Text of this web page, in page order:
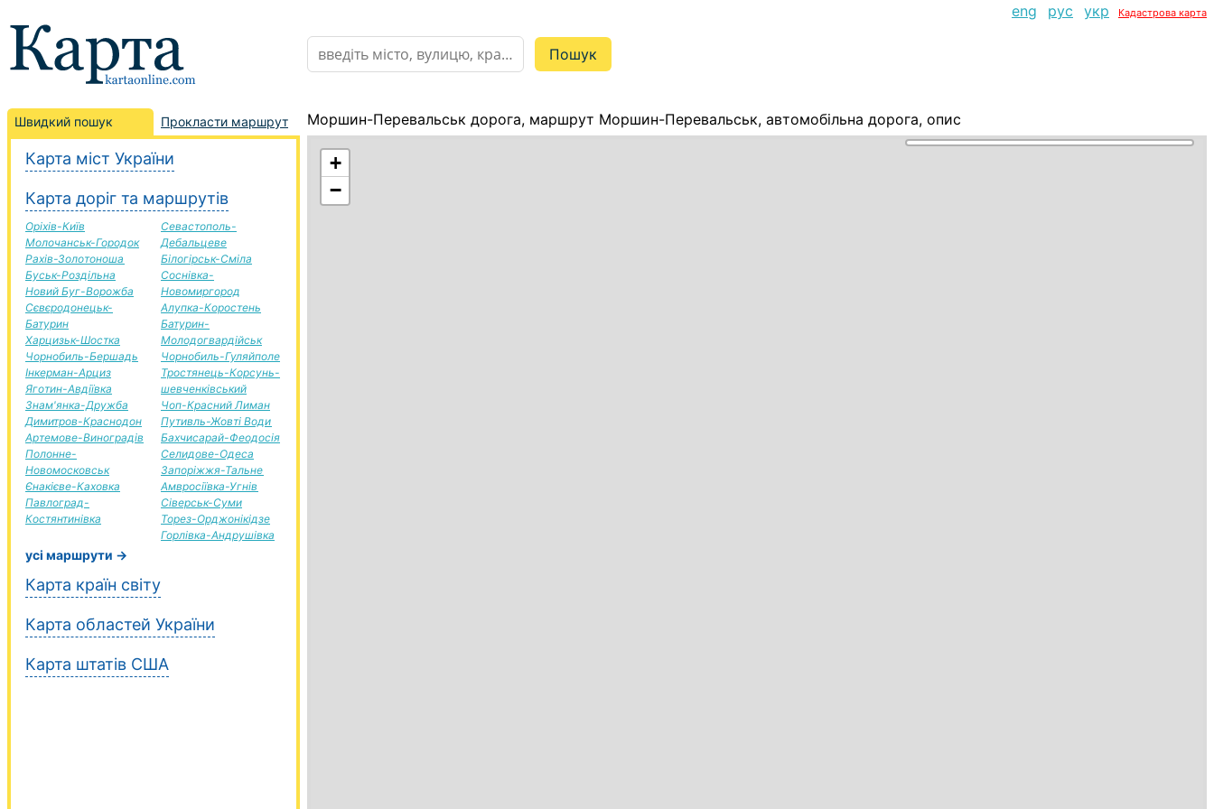
eng рус укр Кадастрова карта
Швидкий пошук Прокласти маршрут
Карта міст України
Карта доріг та маршрутів
Оріхів-Київ
Молочанськ-Городок
Рахів-Золотоноша
Буськ-Роздільна
Новий Буг-Ворожба
Сєвєродонецьк-
Батурин
Харцизьк-Шостка
Чорнобиль-Бершадь
Інкерман-Арциз
Яготин-Авдіївка
Знам'янка-Дружба
Димитров-Краснодон
Артемове-Виноградів
Полонне-
Новомосковськ
Єнакієве-Каховка
Павлоград-
Костянтинівка
Севастополь-
Дебальцеве
Білогірськ-Сміла
Соснівка-
Новомиргород
Алупка-Коростень
Батурин-
Молодогвардійськ
Чорнобиль-Гуляйполе
Тростянець-Корсунь-
шевченківський
Чоп-Красний Лиман
Путивль-Жовті Води
Бахчисарай-Феодосія
Селидове-Одеса
Запоріжжя-Тальне
Амвросіївка-Угнів
Сіверськ-Суми
Торез-Орджонікідзе
Горлівка-Андрушівка
усі маршрути →
Карта країн світу
Карта областей України
Карта штатів США
Моршин-Перевальськ дорога, маршрут Моршин-Перевальськ, автомобільна дорога, опис
+
−